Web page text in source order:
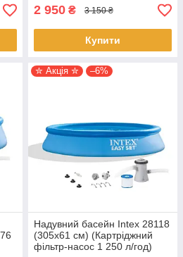
2 950 ₴ 3 150 ₴
Купити
✮ Акція ✮ –6%
Надувний басейн Intex 28118
(305x61 см) (Картріджний
фільтр-насос 1 250 л/год)